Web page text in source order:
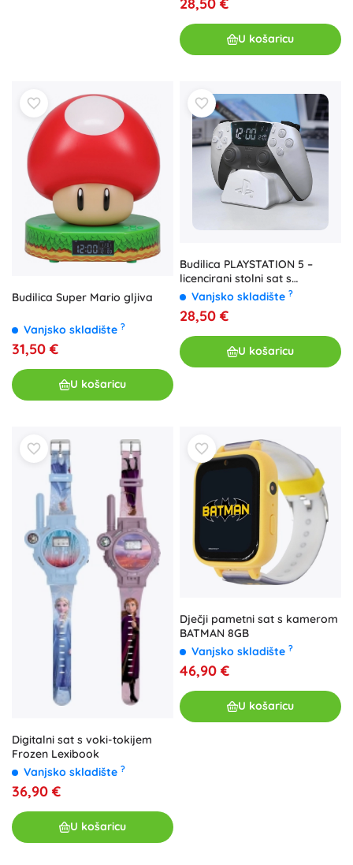
U košaricu
Budilica Super Mario gljiva
Vanjsko skladište ?
31,50 €
U košaricu
Budilica PLAYSTATION 5 –
licencirani stolni sat s
alarmom
Vanjsko skladište ?
28,50 €
U košaricu
Digitalni sat s voki-tokijem
Frozen Lexibook
Vanjsko skladište ?
36,90 €
U košaricu
Dječji pametni sat s kamerom
BATMAN 8GB
Vanjsko skladište ?
46,90 €
U košaricu